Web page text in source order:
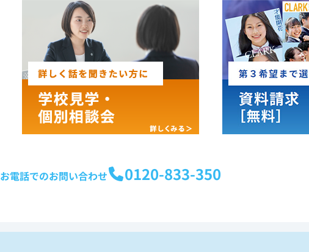
お電話でのお問い合わせ 0120-833-350